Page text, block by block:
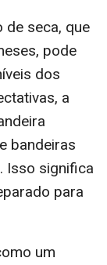
de seca, que
pode
dos
a
bandeiras
Isso significa
para
um